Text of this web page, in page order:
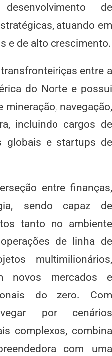
de
atuando em
e de alto crescimento.
entre a
do Norte e possui
navegação,
incluindo cargos de
globais e startups de
entre finanças,
sendo capaz de
tanto no ambiente
de linha de
multimilionários,
novos mercados e
do zero. Com
por cenários
complexos, combina
com uma